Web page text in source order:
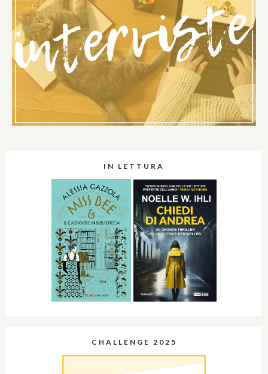
IN LETTURA
CHALLENGE 2025